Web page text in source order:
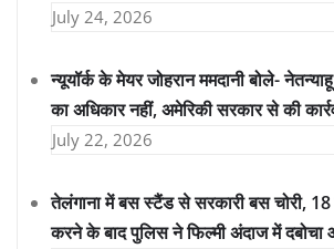
July 24, 2026
न्यूयॉर्क के मेयर जोहरान ममदानी बोले-
का अधिकार नहीं, अमेरिकी सरकार से की
July 22, 2026
तेलंगाना में बस स्टैंड से सरकारी बस चोरी, 18
करने के बाद पुलिस ने फिल्मी अंदाज में दबोचा